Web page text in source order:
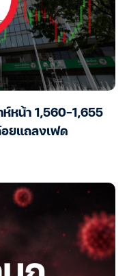
หน้า 1,560-1,655
ยแถลงเฟด